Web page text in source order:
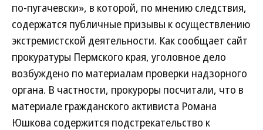
по-пугачевски», в которой, по мнению следствия,
содержатся публичные призывы к осуществлению
экстремистской деятельности. Как сообщает сайт
прокуратуры Пермского края, уголовное дело
возбуждено по материалам проверки надзорного
органа. В частности, прокуроры посчитали, что в
материале гражданского активиста Романа
Юшкова содержится подстрекательство к